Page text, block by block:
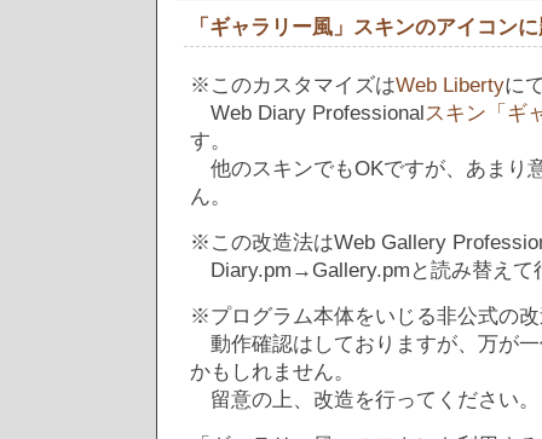
「ギャラリー風」スキンのアイコン
※このカスタマイズはWeb Libertyに
Web Diary Professionalスキン「ギ
す。
他のスキンでもOKですが、あまり
ん。
※この改造法はWeb Gallery
Diary.pm→Gallery.pmと読み替えて
※プログラム本体をいじる非公式の
動作確認はしておりますが、万が
かもしれません。
留意の上、改造を行ってください。